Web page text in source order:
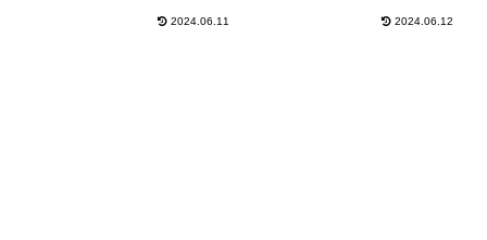
2024.06.11 2024.06.12